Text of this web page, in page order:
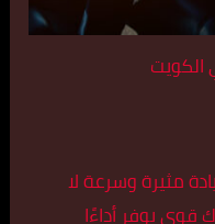
مثيرة وسرعة لا
يوفر أداءًا